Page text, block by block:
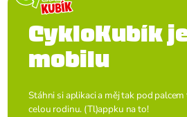
CykloKubík
mobilu
Stáhni si aplikaci a měj tak pod
celou rodinu. (Tl)appku na to!